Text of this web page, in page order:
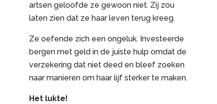
artsen geloofde ze gewoon niet. Zij zou
laten zien dat ze haar leven terug kreeg.
Ze oefende zich een ongeluk. Investeerde
bergen met geld in de juiste hulp omdat de
verzekering dat niet deed en bleef zoeken
naar manieren om haar lijf sterker te maken.
Het lukte!